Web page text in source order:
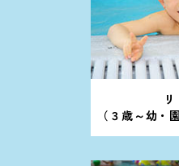
（３歳～幼・